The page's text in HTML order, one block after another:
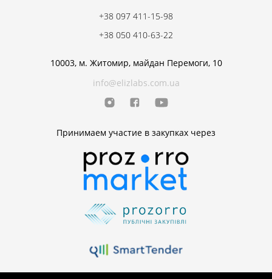
10003, м. Житомир, майдан Перемоги, 10
info@elizlabs.com.ua
Принимаем участие в закупках через
+38 097 411-15-98
+38 050 410-63-22